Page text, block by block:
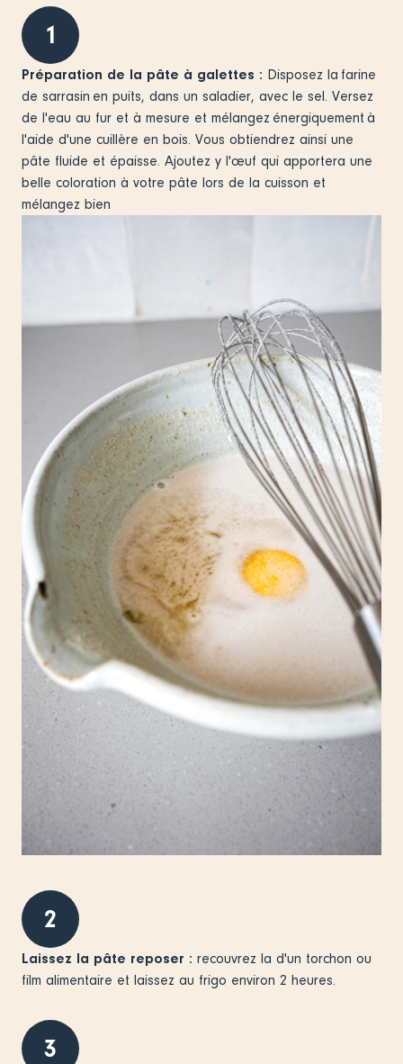
1
Préparation de la pâte à galettes : Disposez la farine
de sarrasin en puits, dans un saladier, avec le sel. Versez
de l'eau au fur et à mesure et mélangez énergiquement à
l'aide d'une cuillère en bois. Vous obtiendrez ainsi une
pâte fluide et épaisse. Ajoutez y l'œuf qui apportera une
belle coloration à votre pâte lors de la cuisson et
mélangez bien
2
Laissez la pâte reposer : recouvrez la d'un torchon ou
film alimentaire et laissez au frigo environ 2 heures.
3